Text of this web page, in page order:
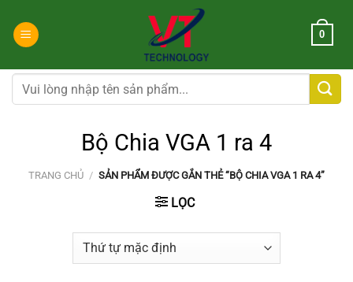
đến
dung
0
Tìm
kiếm:
Bộ Chia VGA 1 ra 4
TRANG CHỦ / SẢN PHẨM ĐƯỢC GẮN THẺ “BỘ CHIA VGA 1 RA 4”
LỌC